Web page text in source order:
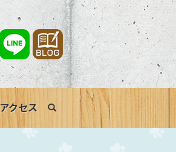
アクセス search